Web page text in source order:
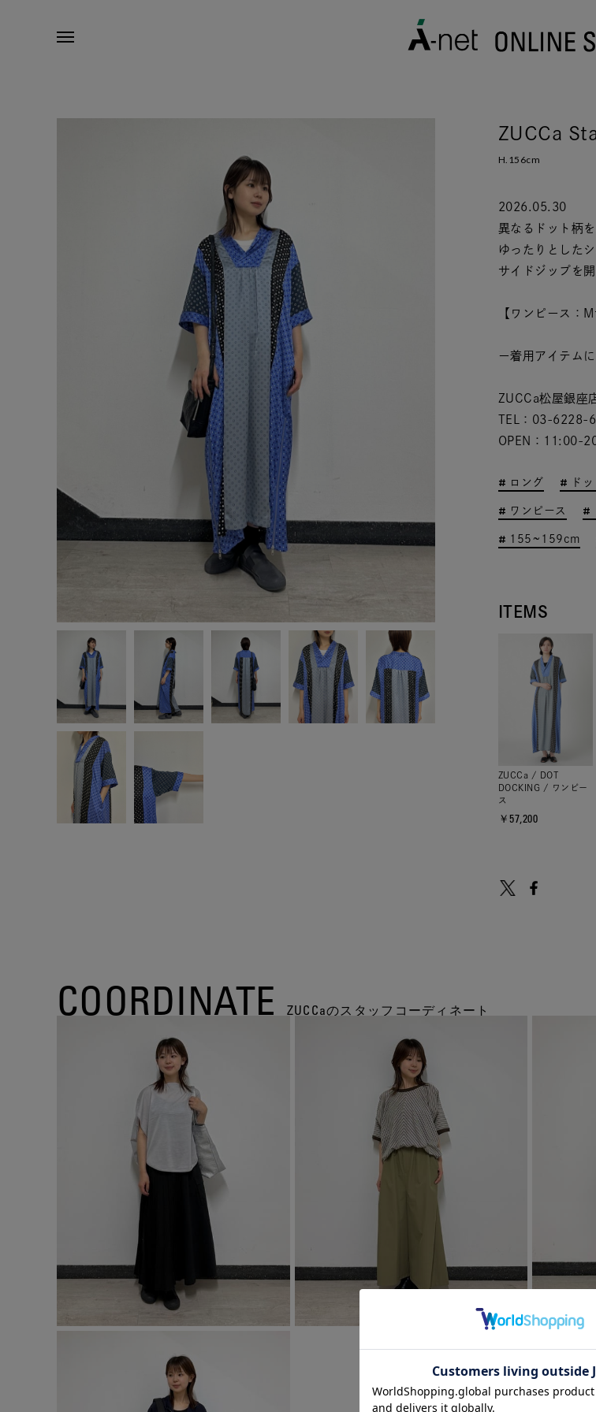
ZUCCa
H.156cm
2026.05.30
異なるドット柄
ゆったりとした
サイドジップを
【ワンピース：
ー着用アイテム
ZUCCa松屋銀座
TEL：03-6228-
OPEN：11:00-
ロング ドッ
ワンピース
155~159cm
ITEMS
ZUCCa / DOT
DOCKING / ワンピー
ス
￥57,200
COORDINATE ZUCCaのスタッフコーディネート